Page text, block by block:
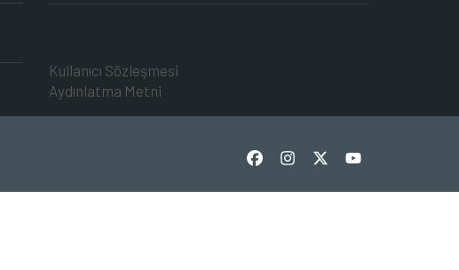
Kullanıcı Sözleşmesi
Aydınlatma Metni